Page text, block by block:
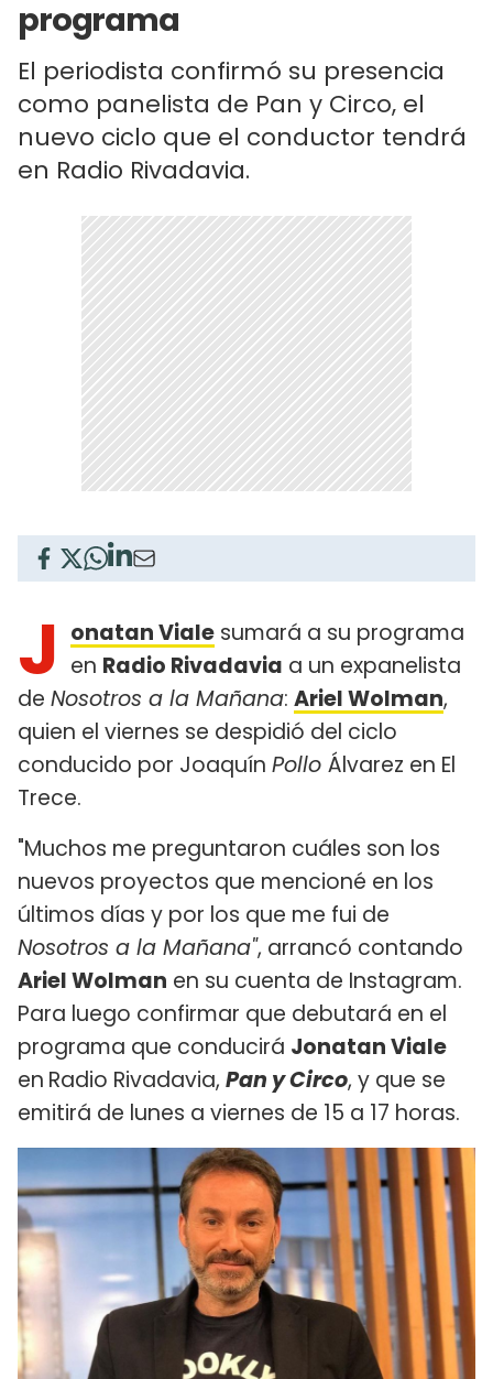
programa
El periodista confirmó su presencia
como panelista de Pan y Circo, el
nuevo ciclo que el conductor tendrá
en Radio Rivadavia.
J onatan Viale sumará a su programa
en Radio Rivadavia a un expanelista
de Nosotros a la Mañana: Ariel Wolman,
quien el viernes se despidió del ciclo
conducido por Joaquín Pollo Álvarez en El
Trece.
"Muchos me preguntaron cuáles son los
nuevos proyectos que mencioné en los
últimos días y por los que me fui de
Nosotros a la Mañana", arrancó contando
Ariel Wolman en su cuenta de Instagram.
Para luego confirmar que debutará en el
programa que conducirá Jonatan Viale
en Radio Rivadavia, Pan y Circo, y que se
emitirá de lunes a viernes de 15 a 17 horas.